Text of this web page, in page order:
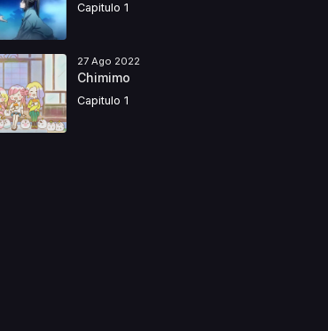
Capitulo 1
27 Ago 2022
Chimimo
Capitulo 1